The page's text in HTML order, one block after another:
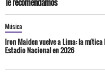
Música
Iron Maiden vuelve a Lima: la
Estadio Nacional en 2026